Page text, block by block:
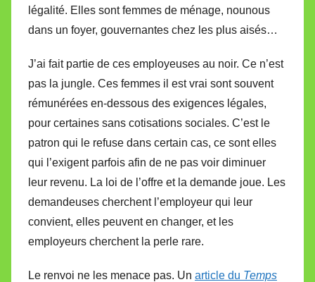
légalité. Elles sont femmes de ménage, nounous
dans un foyer, gouvernantes chez les plus aisés…
J’ai fait partie de ces employeuses au noir. Ce n’est
pas la jungle. Ces femmes il est vrai sont souvent
rémunérées en-dessous des exigences légales,
pour certaines sans cotisations sociales. C’est le
patron qui le refuse dans certain cas, ce sont elles
qui l’exigent parfois afin de ne pas voir diminuer
leur revenu. La loi de l’offre et la demande joue. Les
demandeuses cherchent l’employeur qui leur
convient, elles peuvent en changer, et les
employeurs cherchent la perle rare.
Le renvoi ne les menace pas. Un article du Temps